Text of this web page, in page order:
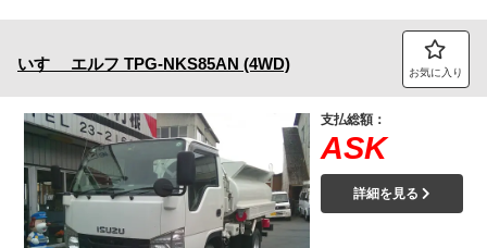
いすゞ エルフ TPG-NKS85AN (4WD) お気に入り
支払総額：
ASK
詳細を見る